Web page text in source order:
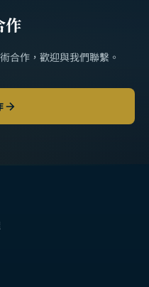
作
合作，歡迎與我們聯繫。